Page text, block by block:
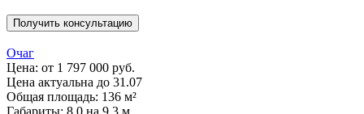
Получить консультацию
Очаг
Цена: от 1 797 000 руб.
Цена актуальна до 31.07
Общая площадь: 136 м²
Габариты: 8.0 на 9.3 м